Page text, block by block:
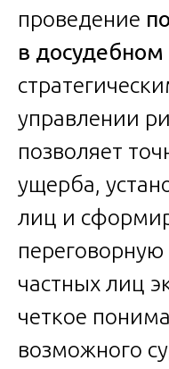
проведение
в
управлении
позволяет
ущерба,
лиц и
частных лиц
четкое
возможного